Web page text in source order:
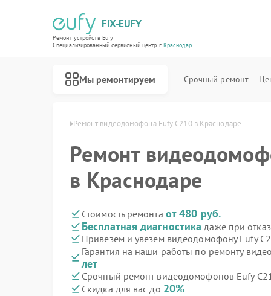
FIX-EUFY
Ремонт устройств Eufy
Специализированный cервисный центр г.Краснодар
Мы ремонтируем Срочный ремонт
Ремонт видеодомофона Eufy C210 в Краснодаре
Ремонт
в Краснодаре
Стоимость ремонта от 480 руб.
Бесплатная диагностика даже при
Привезем и увезем видеодомофону Eufy
Гарантия на наши работы по ремонту
лет
Срочный ремонт видеодомофонов Eufy
Скидка для вас до 20%